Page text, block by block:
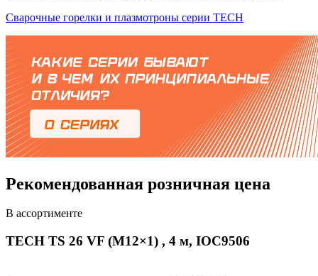
Сварочные горелки и плазмотроны серии TECH
Рекомендованная розничная цена
В ассортименте
TECH TS 26 VF (M12×1) , 4 м, IOC9506